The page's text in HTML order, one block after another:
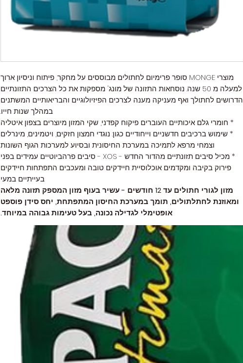
מוצרי MONGE סופר פרימיום לחתולים מבוססים על מחקר, פיתוח וניסיון ארוך
למעלה מ 50 שנה. נוסחאות התזונה של מונג' מספקות את כל הצרכים התזונתיים
הדרושים לחתולך ואף מעניקה מענה לצרכים הפיזיולוגיים והבריאותיים המשתנים
במהלך שנות חייו.
* חומרי גלם איכותיים העוברים פיקוח קפדני, שקי המזון מיוצרים בצפון איטליה
* שימוש ברכיבים חדשניים וייחודיים כגון: נוגדי חמצון חזקים, ויטמינים, מינרלים
וצמחי מרפא לתמיכה במערכת החיסונית ובסיוע למערכות הגוף השונות
* מכיל סיבים תזונתיים מהדור החדש - XOS - סיבים פרהביוטיים עמידים בפני
פירוק בקיבה ומקדמים אוכלוסיית חיידקים טובה ומעכבים התפתחות חיידקים
בעייתיים במעי
מזון לגורי חתולים עד 12 חודשים - עשיר בעוף מזון המספק תזונה מלאה
ומאוזנת לחתלתולים, תומך במערכת החיסון המתפתחת, יחס סידן פוספט
אופטימלי לגדילה נכונה, בעל טעימות גבוהה במיוחד.